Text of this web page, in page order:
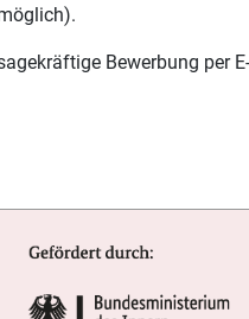
Bewerbung per